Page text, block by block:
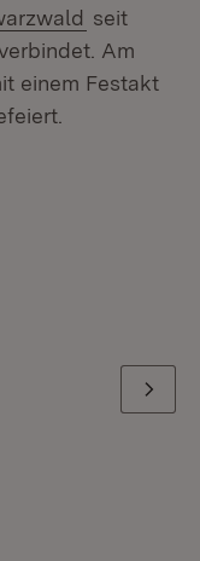
(Öffnet in
seit
Am
einem Festakt
Seite Weiter